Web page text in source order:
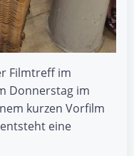
Filmtreff im
Donnerstag im
kurzen Vorfilm
eine